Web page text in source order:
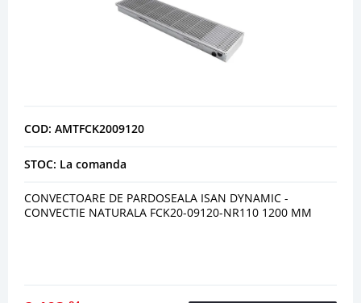
COD: AMTFCK2009120
STOC: La comanda
CONVECTOARE DE PARDOSEALA ISAN DYNAMIC -
CONVECTIE NATURALA FCK20-09120-NR110 1200 MM